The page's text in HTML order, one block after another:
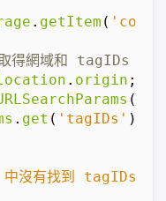
. getItem (
. origin ;
(
. get ( 'tagIDs' );
中沒有找到 tagIDs 參